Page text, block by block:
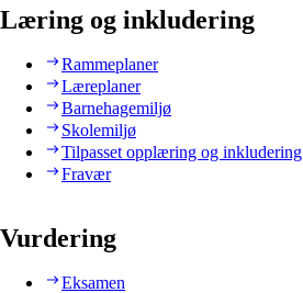
Læring og inkludering
Rammeplaner
Læreplaner
Barnehagemiljø
Skolemiljø
Tilpasset opplæring og inkludering
Fravær
Vurdering
Eksamen